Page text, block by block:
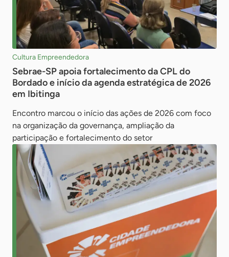
Cultura Empreendedora
Sebrae-SP apoia fortalecimento da CPL do
Bordado e início da agenda estratégica de 2026
em Ibitinga
Encontro marcou o início das ações de 2026 com foco
na organização da governança, ampliação da
participação e fortalecimento do setor